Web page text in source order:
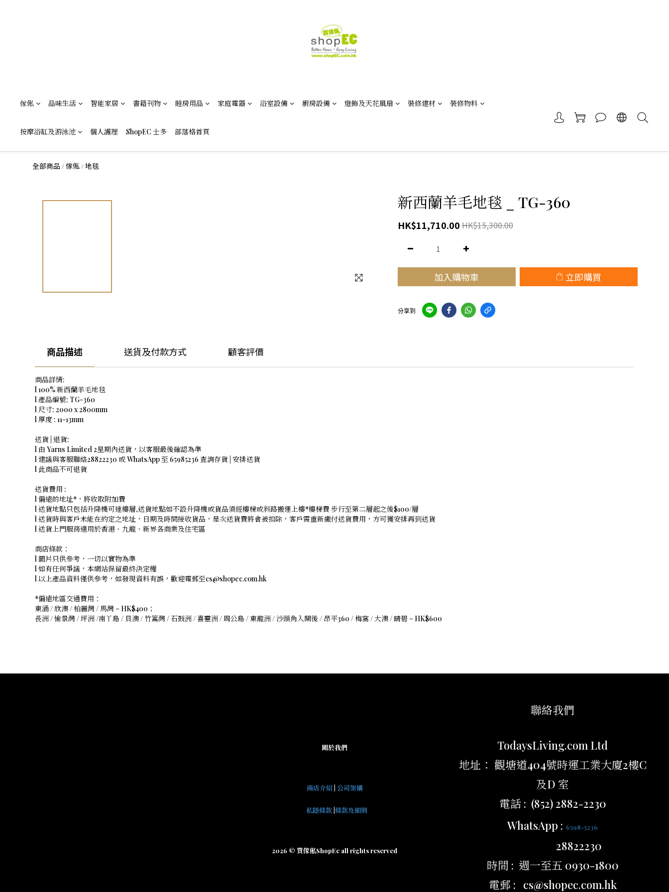
傢俬 品味生活 智能家居 書籍刊物 睡房用品 家庭電器 浴室設備 廚房設備 燈飾及天花風扇 裝修建材 裝修物料
按摩浴缸及游泳池 個人護理 ShopEC 士多 部落格首頁
全部商品 /傢俬 /地毯
新西蘭羊毛地毯 _ TG-360
HK$11,710.00HK$15,300.00
加入購物車 立即購買
分享到
商品描述 送貨及付款方式 顧客評價
商品詳情:
l 100% 新西蘭羊毛地毯
l 產品編號: TG-360
l 尺寸: 2000 x 2800mm
l 厚度 : 11-13mm
送貨 | 退貨:
l 由 Yarns Limited 2星期內送貨，以客服最後確認為準
l 建議與客服聯絡28822230 或 WhatsApp 至 65985236 查詢存貨 | 安排送貨
l 此商品不可退貨
送貨費用 :
l 偏遠的地址*，將收取附加費
l 送貨地點只包括升降機可達樓層,送貨地點如不設升降機或貨品須經樓梯或斜路搬運上樓*樓梯費 步行至第二層起之後$100/層
l 送貨時與客戶未能在約定之地址，日期及時間接收貨品，是次送貨費將會被扣除，客戶需重新繳付送貨費用，方可獲安排再到送貨
l 送貨上門服務適用於香港、九龍、新界各商業及住宅區
商店條款：
l 圖片只供參考，一切以實物為準
l 如有任何爭議，本網站保留最終決定權
l 以上產品資料僅供參考，如發現資料有誤，歡迎電郵至cs@shopec.com.hk
*偏遠地區交通費用：
東涌 / 欣澳 / 柏麗灣 / 馬灣 – HK$400；
長洲 / 愉景灣 / 坪洲 /南丫島 / 貝澳 / 竹篙灣 / 石鼓洲 / 喜靈洲 / 周公島 / 東龍洲 / 沙頭角入閘後 / 昂平360 / 梅窩 / 大澳 / 晴碧 – HK$600
關於我們
商店介紹| 公司架構
私隱條款 條款及細則
2026 © 買傢俬ShopEc all rights reserved
聯絡我們
TodaysLiving.com Ltd
地址： 觀塘道404號時運工業大廈2樓C
及D 室
電話 : (852) 2882-2230
WhatsApp : 6598-5236
28822230
時間 : 週一至五 0930-1800
電郵 : cs@shopec.com.hk